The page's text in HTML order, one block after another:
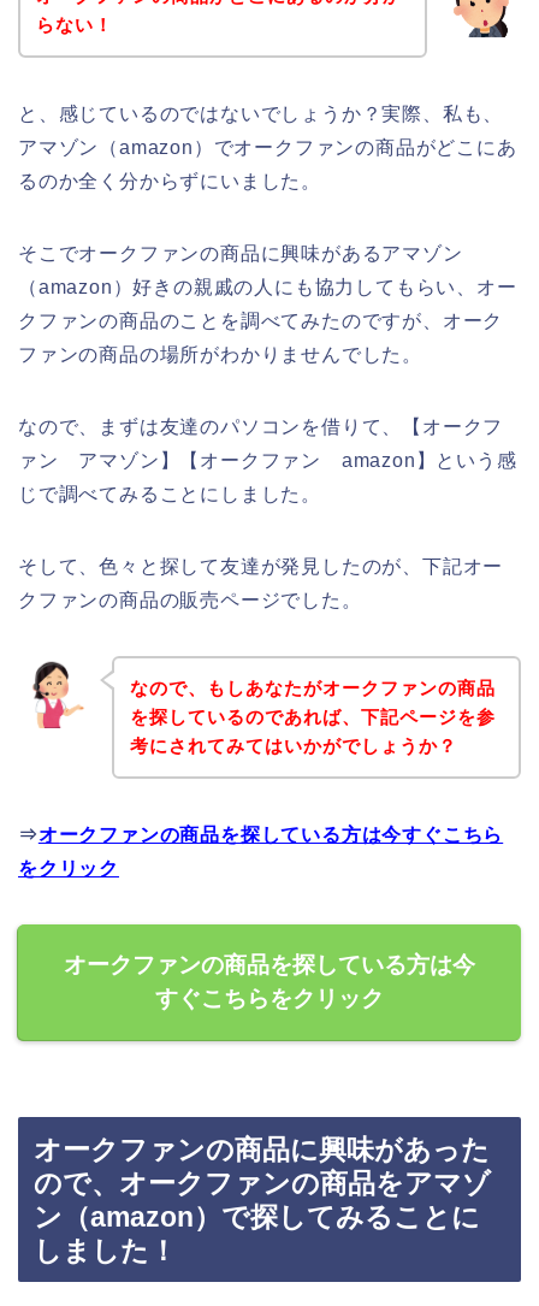
らない！
と、感じているのではないでしょうか？実際、私も、
アマゾン（amazon）でオークファンの商品がどこにあ
るのか全く分からずにいました。
そこでオークファンの商品に興味があるアマゾン
（amazon）好きの親戚の人にも協力してもらい、オー
クファンの商品のことを調べてみたのですが、オーク
ファンの商品の場所がわかりませんでした。
なので、まずは友達のパソコンを借りて、【オークフ
ァン アマゾン】【オークファン amazon】という感
じで調べてみることにしました。
そして、色々と探して友達が発見したのが、下記オー
クファンの商品の販売ページでした。
なので、もしあなたがオークファンの商品
を探しているのであれば、下記ページを参
考にされてみてはいかがでしょうか？
⇒オークファンの商品を探している方は今すぐこちら
をクリック
オークファンの商品を探している方は今
すぐこちらをクリック
オークファンの商品に興味があった
ので、オークファンの商品をアマゾ
ン（amazon）で探してみることに
しました！